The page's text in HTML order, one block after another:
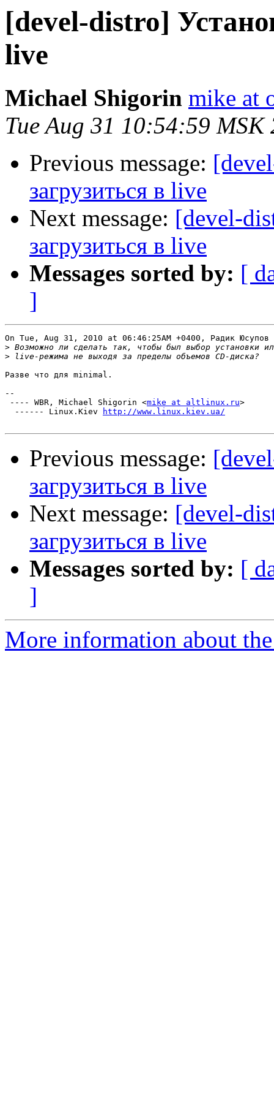
[devel-distro]
live
Michael Shigorin mike at
Tue Aug 31 10:54:59 MSK
Previous message:
загрузиться в live
Next message: [devel-
загрузиться в live
Messages sorted by: [
]
On Tue, Aug 31, 2010 at 06:46:25AM +0400, Радик
>
>
Разве что для minimal.
--
---- WBR, Michael Shigorin <mike at altlinux.ru>
  ------ Linux.Kiev
http://www.linux.kiev.ua/
Previous message:
загрузиться в live
Next message: [devel-
загрузиться в live
Messages sorted by: [
]
More information about